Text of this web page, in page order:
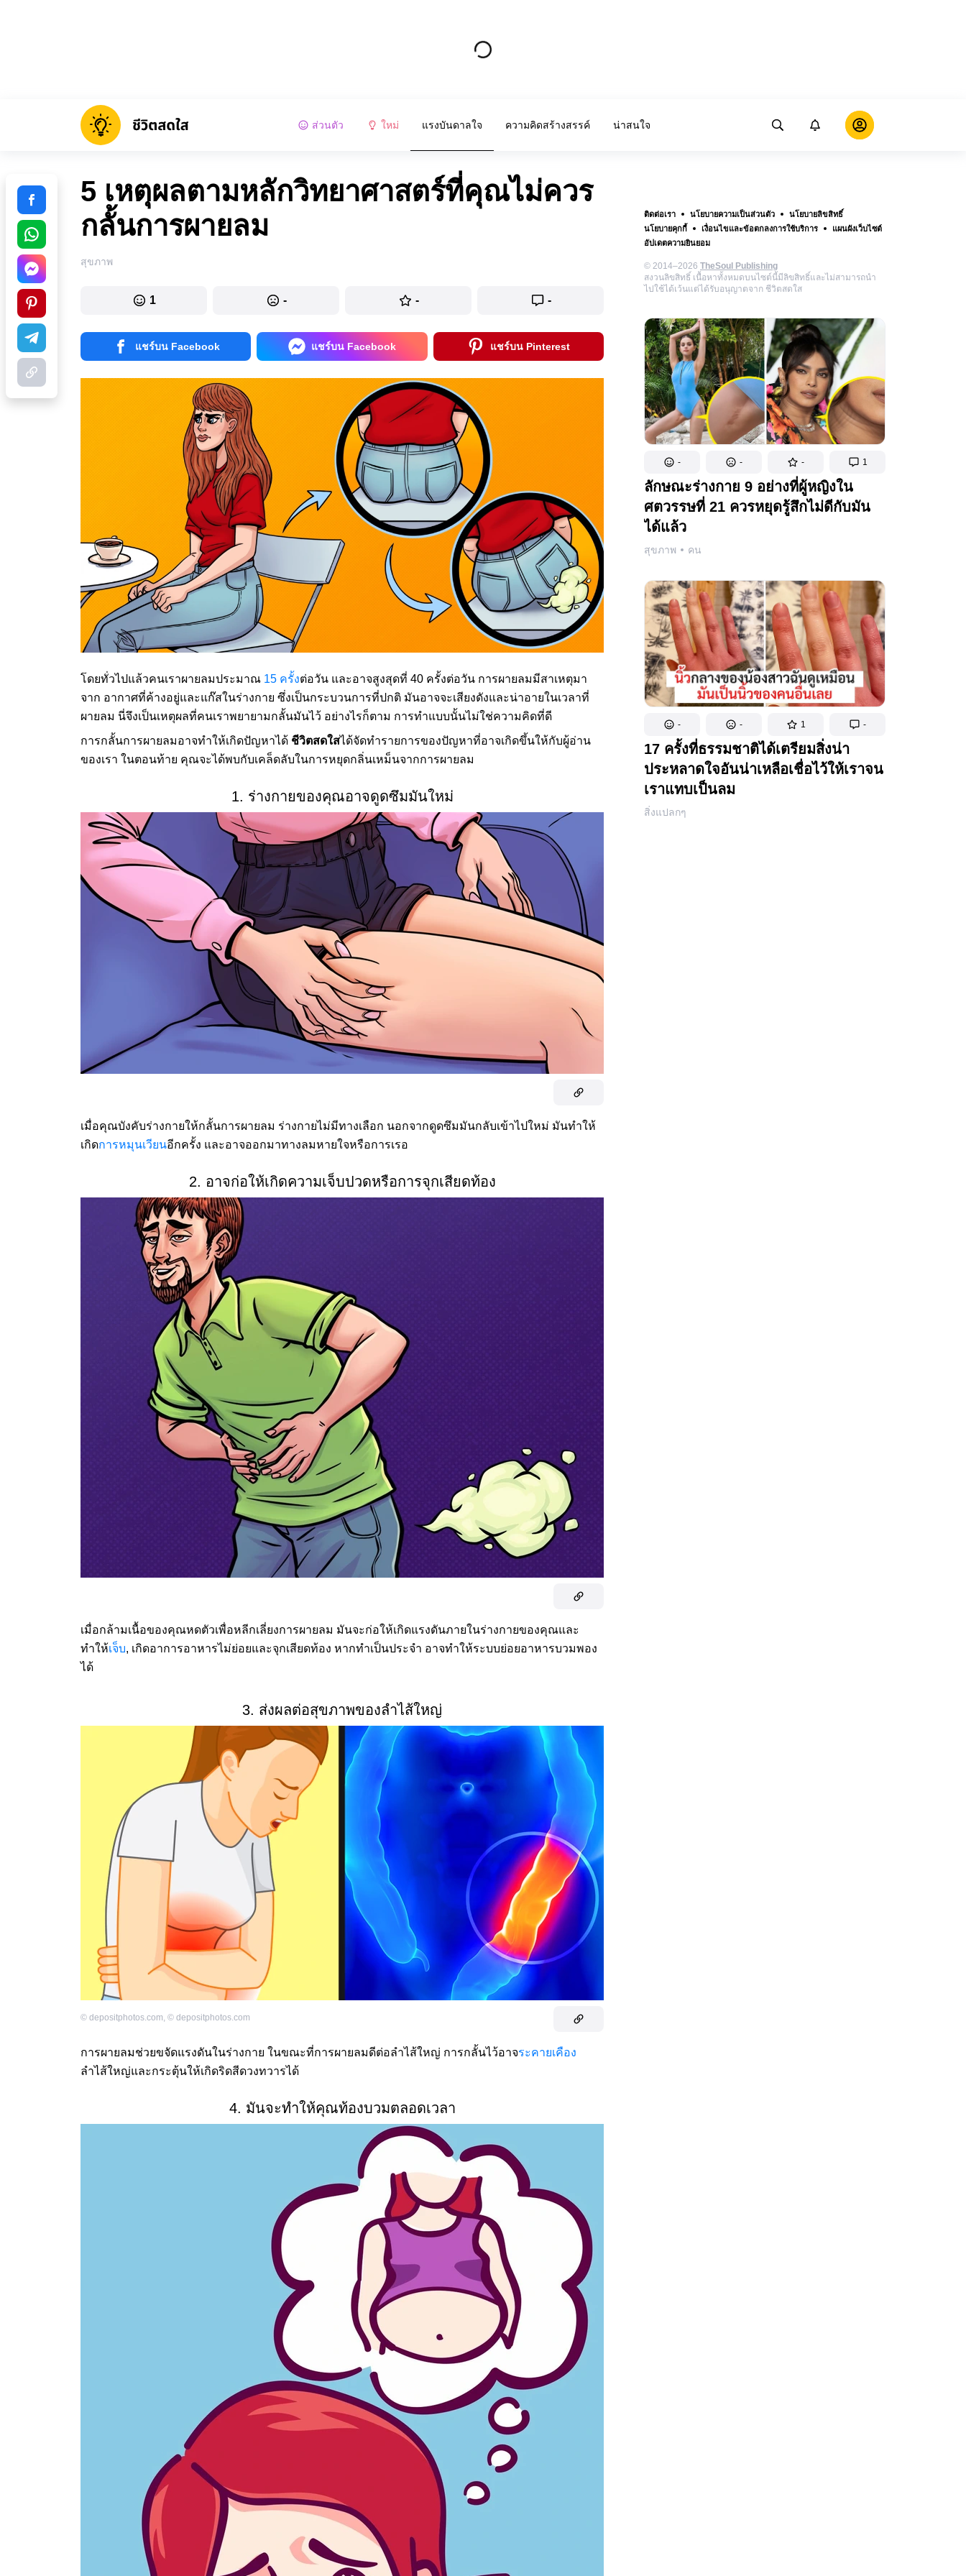
ส่วนตัว ใหม่ แรงบันดาลใจ ความคิดสร้างสรรค์ น่าสนใจ
ติดต่อเรา นโยบายความเป็นส่วนตัว
นโยบายลิขสิทธิ์
นโยบายคุกกี้
เงื่อนไขและข้อตกลงการใช้บริการ
แผนผังเว็บไซต์
อัปเดตความยินยอม
© 2014–2026 TheSoul Publishing
สงวนลิขสิทธิ์ เนื้อหาทั้งหมดบนไซต์นี้มีลิขสิทธิ์และไม่สามารถนำ
ไปใช้ได้เว้นแต่ได้รับอนุญาตจาก ชีวิตสดใส
- - - 1
ลักษณะร่างกาย 9 อย่างที่ผู้หญิงใน
ศตวรรษที่ 21 ควรหยุดรู้สึกไม่ดีกับมัน
ได้แล้ว
สุขภาพ คน
- - 1 -
17 ครั้งที่ธรรมชาติได้เตรียมสิ่งน่า
ประหลาดใจอันน่าเหลือเชื่อไว้ให้เราจน
เราแทบเป็นลม
สิ่งแปลกๆ
5 เหตุผลตามหลักวิทยาศาสตร์ที่คุณไม่ควร
กลั้นการผายลม
สุขภาพ
1 - - -
แชร์บน Facebook แชร์บน Facebook แชร์บน Pinterest
โดยทั่วไปแล้วคนเราผายลมประมาณ 15 ครั้งต่อวัน และอาจสูงสุดที่ 40 ครั้งต่อวัน การผายลมมีสาเหตุมา
จาก อากาศที่ค้างอยู่และแก๊สในร่างกาย ซึ่งเป็นกระบวนการที่ปกติ มันอาจจะเสียงดังและน่าอายในเวลาที่
ผายลม นี่จึงเป็นเหตุผลที่คนเราพยายามกลั้นมันไว้ อย่างไรก็ตาม การทำแบบนั้นไม่ใช่ความคิดที่ดี
การกลั้นการผายลมอาจทำให้เกิดปัญหาได้ ชีวิตสดใสได้จัดทำรายการของปัญหาที่อาจเกิดขึ้นให้กับผู้อ่าน
ของเรา ในตอนท้าย คุณจะได้พบกับเคล็ดลับในการหยุดกลิ่นเหม็นจากการผายลม
1. ร่างกายของคุณอาจดูดซึมมันใหม่
เมื่อคุณบังคับร่างกายให้กลั้นการผายลม ร่างกายไม่มีทางเลือก นอกจากดูดซึมมันกลับเข้าไปใหม่ มันทำให้
เกิดการหมุนเวียนอีกครั้ง และอาจออกมาทางลมหายใจหรือการเรอ
2. อาจก่อให้เกิดความเจ็บปวดหรือการจุกเสียดท้อง
เมื่อกล้ามเนื้อของคุณหดตัวเพื่อหลีกเลี่ยงการผายลม มันจะก่อให้เกิดแรงดันภายในร่างกายของคุณและ
ทำให้เจ็บ, เกิดอาการอาหารไม่ย่อยและจุกเสียดท้อง หากทำเป็นประจำ อาจทำให้ระบบย่อยอาหารบวมพอง
ได้
3. ส่งผลต่อสุขภาพของลำไส้ใหญ่
© depositphotos.com, © depositphotos.com
การผายลมช่วยขจัดแรงดันในร่างกาย ในขณะที่การผายลมดีต่อลำไส้ใหญ่ การกลั้นไว้อาจระคายเคือง
ลำไส้ใหญ่และกระตุ้นให้เกิดริดสีดวงทวารได้
4. มันจะทำให้คุณท้องบวมตลอดเวลา